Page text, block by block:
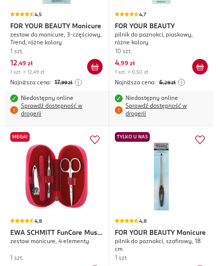
4,5
FOR YOUR BEAUTY Manicure
zestaw do manicure, 3-częściowy,
Trend, różne kolory
1 szt.
12,49 zł
1 szt. = 12,49 zł
Najniższa cena: 17,99 zł
Niedostępny online
Sprawdź dostępność w
drogerii
4,7
FOR YOUR BEAUTY
pilnik do paznokci, piaskowy,
różne kolory
10 szt.
4,99 zł
1 szt. = 0,50 zł
Najniższa cena: 6,29 zł
Niedostępny online
Sprawdź dostępność w
drogerii
MEGA!
4,8
EWA SCHMITT FunCare Must
Have
zestaw manicure, 4 elementy
1 szt.
TYLKO U NAS
4,8
FOR YOUR BEAUTY Manicure
pilnik do paznokci, szafirowy, 18
cm
1 szt.